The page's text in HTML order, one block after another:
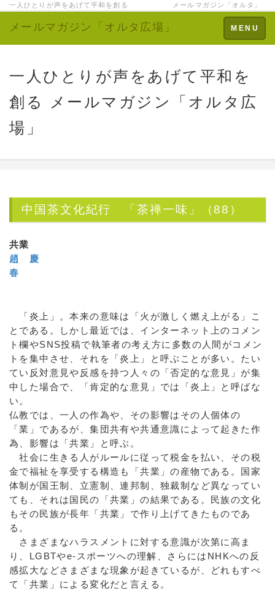
一人ひとりが声をあげて平和を創る メールマガジン「オルタ」
Toggle
navigation
MENU
メールマガジン「オルタ広場」
一人ひとりが声をあげて平和を
創る メールマガジン「オルタ広
場」
中国茶文化紀行 「茶禅一味」（88）
共業
趙 慶
春
「炎上」。本来の意味は「火が激しく燃え上がる」こ
とである。しかし最近では、インターネット上のコメン
ト欄やSNS投稿で執筆者の考え方に多数の人間がコメン
トを集中させ、それを「炎上」と呼ぶことが多い。たい
てい反対意見や反感を持つ人々の「否定的な意見」が集
中した場合で、「肯定的な意見」では「炎上」と呼ばな
い。
仏教では、一人の作為や、その影響はその人個体の
「業」であるが、集団共有や共通意識によって起きた作
為、影響は「共業」と呼ぶ。
社会に生きる人がルールに従って税金を払い、その税
金で福祉を享受する構造も「共業」の産物である。国家
体制が国王制、立憲制、連邦制、独裁制など異なってい
ても、それは国民の「共業」の結果である。民族の文化
もその民族が長年「共業」で作り上げてきたものであ
る。
さまざまなハラスメントに対する意識が次第に高ま
り、LGBTやe-スポーツへの理解、さらにはNHKへの反
感拡大などさまざまな現象が起きているが、どれもすべ
て「共業」による変化だと言える。